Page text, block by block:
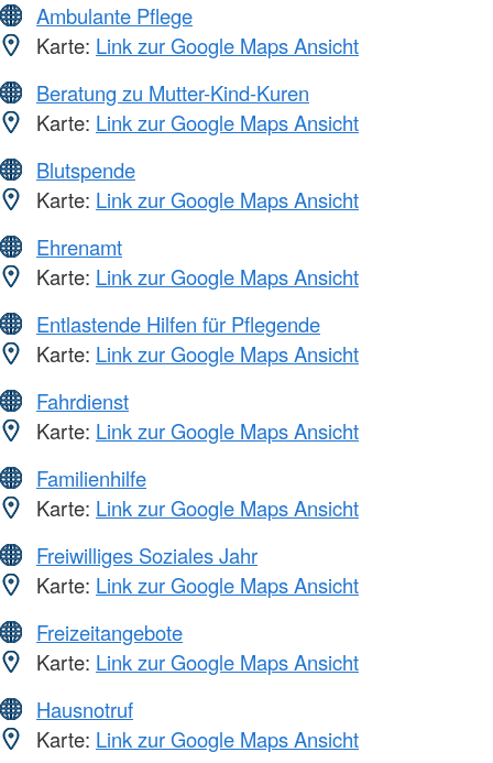
Ambulante Pflege
Karte: Link zur Google Maps Ansicht
Beratung zu Mutter-Kind-Kuren
Karte: Link zur Google Maps Ansicht
Blutspende
Karte: Link zur Google Maps Ansicht
Ehrenamt
Karte: Link zur Google Maps Ansicht
Entlastende Hilfen für Pflegende
Karte: Link zur Google Maps Ansicht
Fahrdienst
Karte: Link zur Google Maps Ansicht
Familienhilfe
Karte: Link zur Google Maps Ansicht
Freiwilliges Soziales Jahr
Karte: Link zur Google Maps Ansicht
Freizeitangebote
Karte: Link zur Google Maps Ansicht
Hausnotruf
Karte: Link zur Google Maps Ansicht